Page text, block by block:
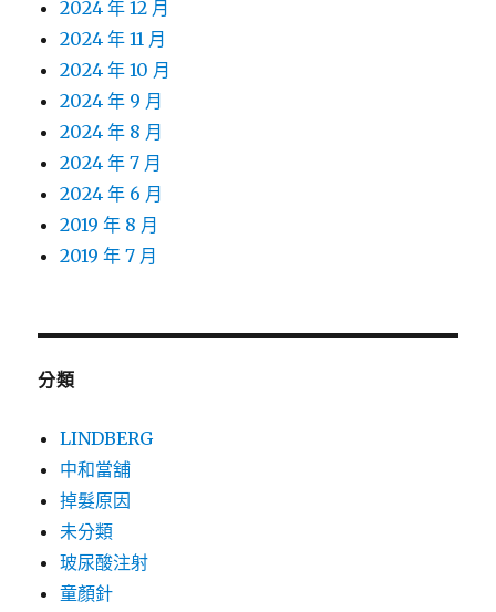
2024 年 12 月
2024 年 11 月
2024 年 10 月
2024 年 9 月
2024 年 8 月
2024 年 7 月
2024 年 6 月
2019 年 8 月
2019 年 7 月
分類
LINDBERG
中和當舖
掉髮原因
未分類
玻尿酸注射
童顏針